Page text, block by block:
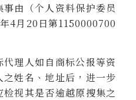
事由（个人资料保护委员
年4月 20 日第1150000700
理人如自商标公报等资
姓名、地址后，进一步
视其是否逾越原搜集之